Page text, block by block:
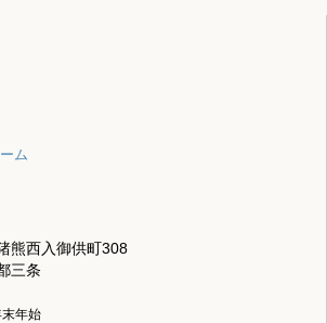
ム
熊西入御供町308
三条
年始